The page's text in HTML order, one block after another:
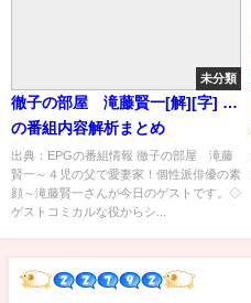
未分類
徹子の部屋 滝藤賢一[解][字] …
の番組内容解析まとめ
出典：EPGの番組情報 徹子の部屋 滝藤
賢一～４児の父で愛妻家！個性派俳優の素
顔～滝藤賢一さんが今日のゲストです。◇
ゲストコミカルな役からシ...